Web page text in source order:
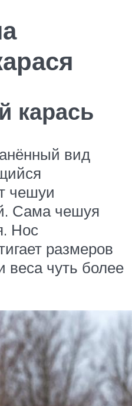
карась
вид
чешуи
Сама чешуя
Нос
размеров
веса чуть более